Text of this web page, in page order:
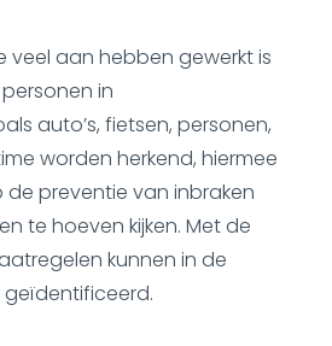
veel aan hebben gewerkt is
in
auto’s, fietsen, personen,
worden herkend, hiermee
preventie van inbraken
te hoeven kijken. Met de
kunnen in de